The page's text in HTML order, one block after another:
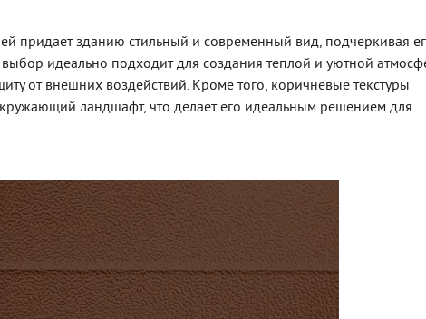
придает зданию стильный и современный вид, подчеркивая
выбор идеально подходит для создания теплой и уютной
от внешних воздействий. Кроме того, коричневые текстуры
ландшафт, что делает его идеальным решением для